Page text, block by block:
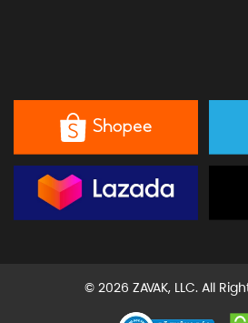
© 2026 ZAVAK, LLC. All